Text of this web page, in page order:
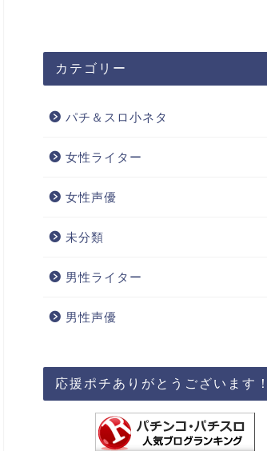
カテゴリー
パチ＆スロ小ネタ
女性ライター
女性声優
未分類
男性ライター
男性声優
応援ポチありがとうございます！